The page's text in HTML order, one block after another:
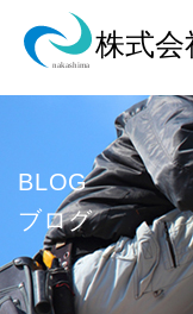
BLOG
ブログ